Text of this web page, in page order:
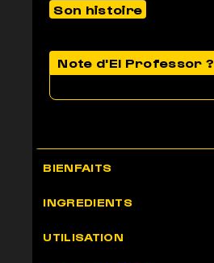
Son histoire
Note d'El Professor ?
BIENFAITS
INGREDIENTS
UTILISATION